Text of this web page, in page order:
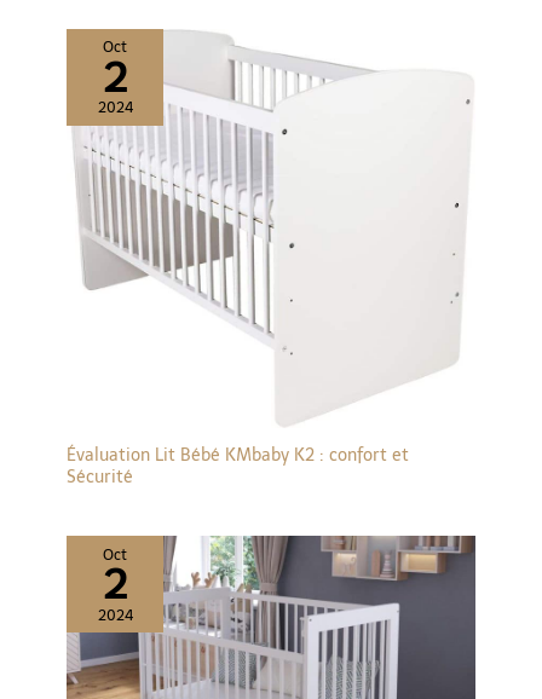
Oct
2
2024
Évaluation Lit Bébé KMbaby K2 : confort et
Sécurité
Oct
2
2024